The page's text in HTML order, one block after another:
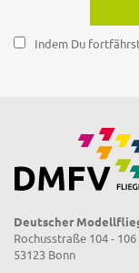
Indem Du
Deutscher
Rochusstraße 104 - 106
53123 Bonn